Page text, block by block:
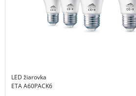
LED žiarovka
ETA A60PACK6